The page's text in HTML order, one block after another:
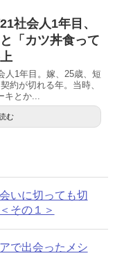
社会人1年目、
「カツ丼食って
1年目。嫁、25歳、短
約が切れる年。当時、
キとか...
む
いに切っても切
その１＞
で出会ったメシ